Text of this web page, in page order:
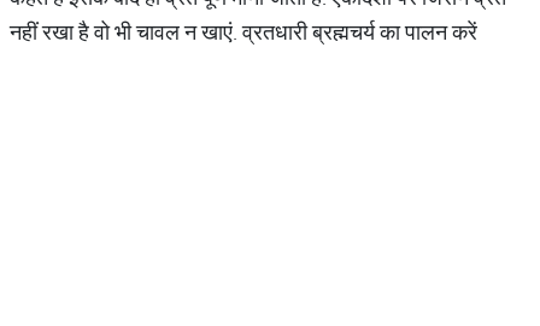
नहीं रखा है वो भी चावल न खाएं. व्रतधारी ब्रह्मचर्य का पालन करें